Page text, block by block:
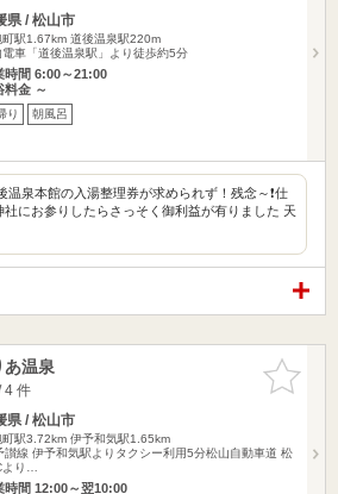
県 / 松山市
町駅1.67km 道後温泉駅220m
電車「道後温泉駅」より徒歩約5分
時間 6:00～21:00
料金 ～
り 朝風呂
温泉本館の入湯整理券が求められず！残念～❗仕
社にお参りしたらさっそく御利益が有りました 天
お気に入
りに追加
温泉
件
県 / 松山市
町駅3.72km 伊予和気駅1.65km
讃線 伊予和気駅よりタクシー利用5分松山自動車道 松
り…
時間 12:00～翌10:00